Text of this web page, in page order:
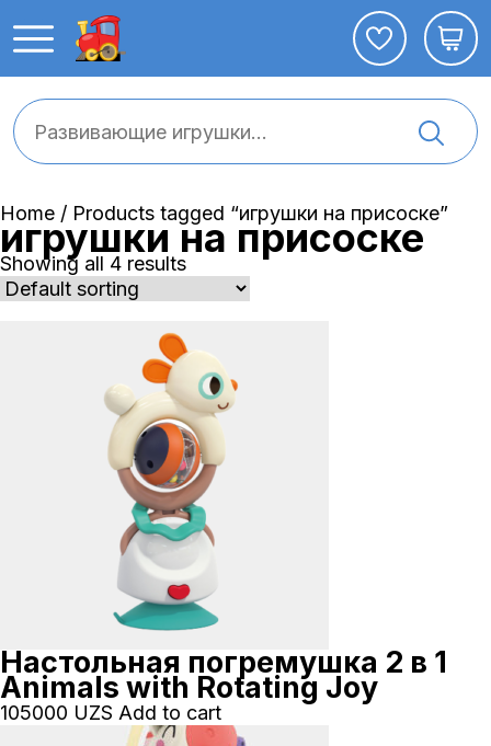
Home / Products tagged “игрушки на присоске”
игрушки на присоске
Showing all 4 results
Настольная погремушка 2 в 1
Animals with Rotating Joy
105000 UZS Add to cart